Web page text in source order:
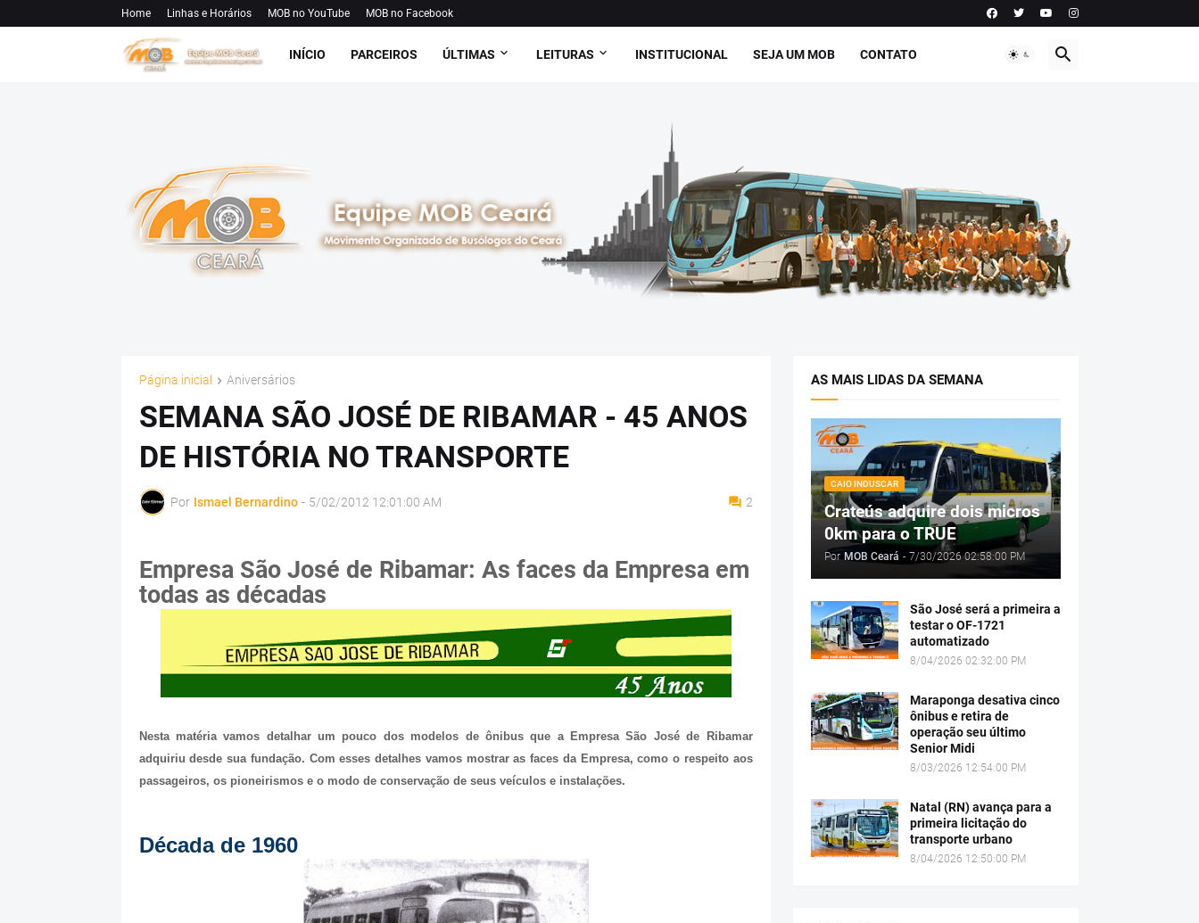
Home Linhas e Horários MOB no YouTube MOB no Facebook
INÍCIO PARCEIROS ÚLTIMAS LEITURAS INSTITUCIONAL SEJA UM MOB CONTATO
Página inicial Aniversários
SEMANA SÃO JOSÉ DE RIBAMAR - 45 ANOS
DE HISTÓRIA NO TRANSPORTE
Por Ismael Bernardino - 5/02/2012 12:01:00 AM 2
Empresa São José de Ribamar: As faces da Empresa em
todas as décadas
Nesta matéria vamos detalhar um pouco dos modelos de ônibus que a Empresa São José de Ribamar
adquiriu desde sua fundação. Com esses detalhes vamos mostrar as faces da Empresa, como o respeito aos
passageiros, os pioneirismos e o modo de conservação de seus veículos e instalações.
Década de 1960
AS MAIS LIDAS DA SEMANA
CAIO INDUSCAR
Crateús adquire dois micros
0km para o TRUE
Por MOB Ceará - 7/30/2026 02:58:00 PM
São José será a primeira a
testar o OF-1721
automatizado
8/04/2026 02:32:00 PM
Maraponga desativa cinco
ônibus e retira de
operação seu último
Senior Midi
8/03/2026 12:54:00 PM
Natal (RN) avança para a
primeira licitação do
transporte urbano
8/04/2026 12:50:00 PM